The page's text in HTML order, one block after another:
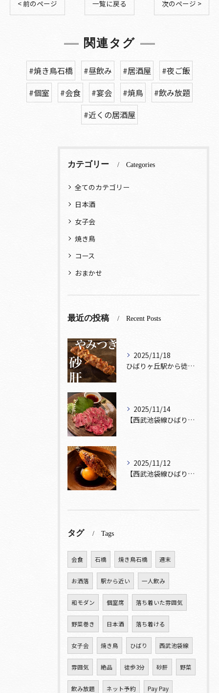
< 前のページ 一覧に戻る 次のページ >
関連タグ
#焼き鳥石橋 #昼飲み #居酒屋
#夜ご飯
#個室
#会食 #宴会 #焼鳥
#飲み放題
#近くの居酒屋
カテゴリー Categories
全てのカテゴリー
日本酒
女子会
焼き鳥
コース
おまかせ
最近の投稿 Recent Posts
2025/11/18
ひばりヶ丘駅から徒歩5分🚶‍♀️雰囲気の良い居酒屋をお探しな...
2025/11/14
【西武池袋線ひばりヶ丘駅】から徒歩5分🚶
2025/11/12
【西武池袋線ひばりヶ丘駅】から徒歩5分圏内🚶‍♀️！
タグ Tags
会食 石橋 焼き鳥石橋 週末
お洒落 駅から近い 一人飲み
和モダン 個室席 落ち着いた雰囲気
野菜巻き 日本酒 落ち着ける
女子会 焼き鳥 ひばり 西武池袋線
雰囲気 絶品 徒歩3分 砂肝 野菜
飲み放題 ネット予約 Pay Pay